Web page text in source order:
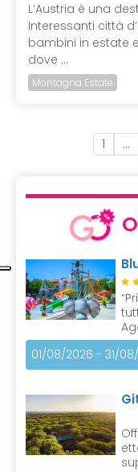
L’Austria è una
Interessanti città
bambini in estate
dove ...
Montagna Estate
1 …
01/08/2026 - 31/